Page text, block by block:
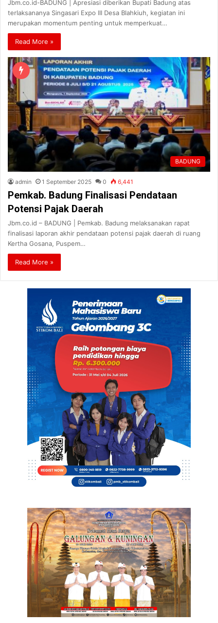
Jbm.co.id-BADUNG | Apresiasi diberikan Bupati Badung atas
terlaksananya Singasari Expo III Desa Blahkiuh, kegiatan ini
merupakan momentum penting untuk memperkuat…
Read More »
BADUNG
admin 1 September 2025 0 6,441
Pemkab. Badung Finalisasi Pendataan
Potensi Pajak Daerah
Jbm.co.id – BADUNG | Pemkab. Badung melaksanakan rapat
finalisasi laporan akhir pendataan potensi pajak daerah di ruang
Kertha Gosana, Puspem…
Read More »